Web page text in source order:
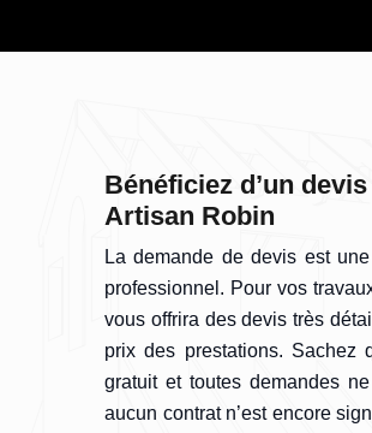
Bénéficiez d’un
Artisan Robin
La demande de devis est
professionnel. Pour vos
vous offrira des devis très
prix des prestations. Sachez
gratuit et toutes demandes
aucun contrat n’est encore